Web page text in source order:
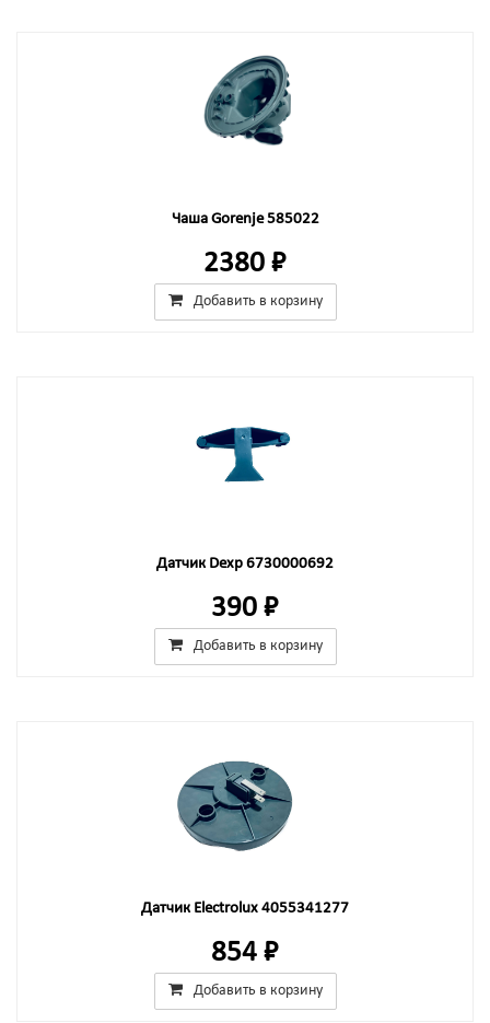
Чаша Gorenje 585022
2380 ₽
Добавить в корзину
Датчик Dexp 6730000692
390 ₽
Добавить в корзину
Датчик Electrolux 4055341277
854 ₽
Добавить в корзину